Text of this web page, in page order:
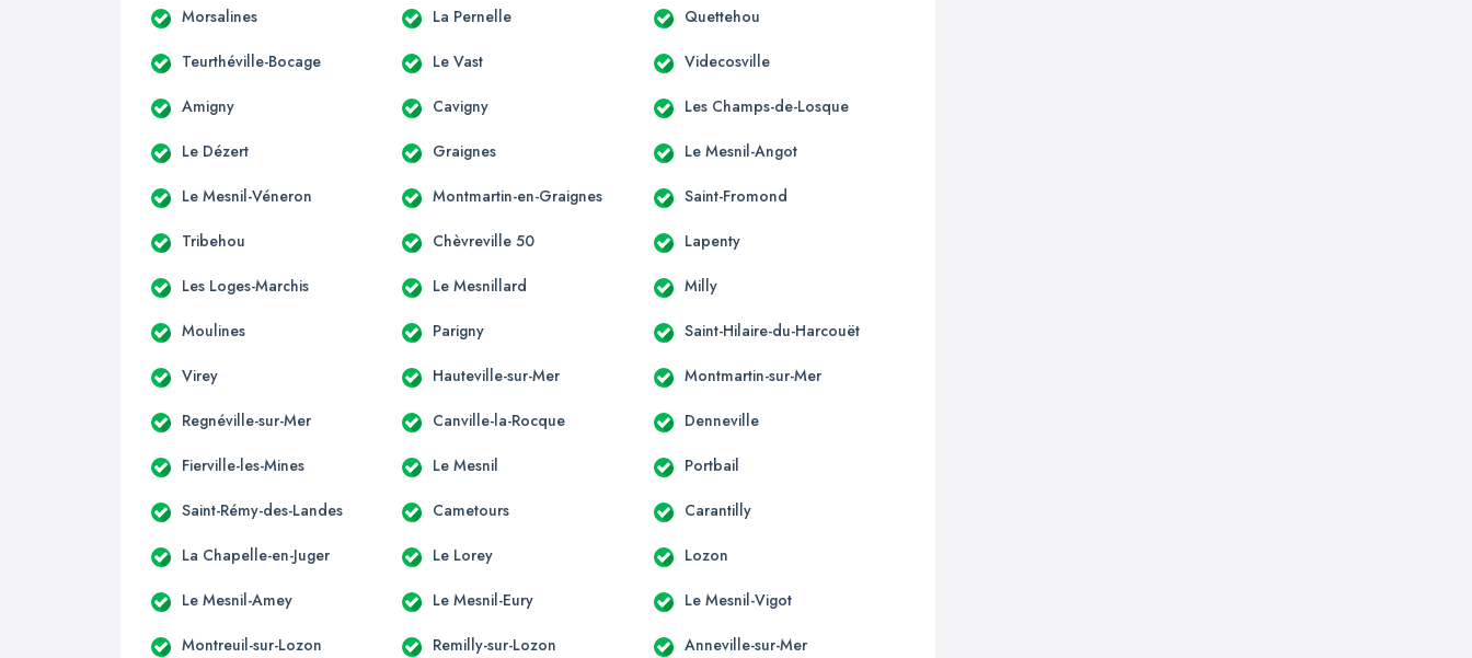
Morsalines La Pernelle Quettehou
Teurthéville-Bocage Le Vast Videcosville
Amigny Cavigny Les Champs-de-Losque
Le Dézert Graignes Le Mesnil-Angot
Le Mesnil-Véneron Montmartin-en-Graignes Saint-Fromond
Tribehou Chèvreville 50 Lapenty
Les Loges-Marchis Le Mesnillard Milly
Moulines Parigny Saint-Hilaire-du-Harcouët
Virey Hauteville-sur-Mer Montmartin-sur-Mer
Regnéville-sur-Mer Canville-la-Rocque Denneville
Fierville-les-Mines Le Mesnil Portbail
Saint-Rémy-des-Landes Cametours Carantilly
La Chapelle-en-Juger Le Lorey Lozon
Le Mesnil-Amey Le Mesnil-Eury Le Mesnil-Vigot
Montreuil-sur-Lozon Remilly-sur-Lozon Anneville-sur-Mer